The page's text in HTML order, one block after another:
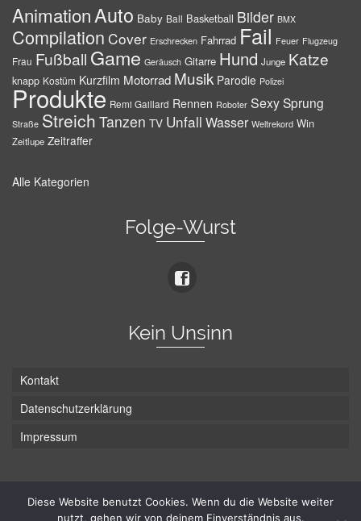
AnimationAuto Baby Ball Basketball Bilder BMX
Compilation Cover Erschrecken Fahrrad Fail Feuer Flugzeug
Frau Fußball Game Geräusch Gitarre Hund Junge Katze
knapp Kostüm Kurzfilm Motorrad Musik Parodie Polizei
Produkte Remi Gaillard Rennen Roboter SexySprung
Straße Streich Tanzen TV Unfall Wasser Weltrekord Win
Zeitlupe Zeitraffer
Alle Kategorien
Folge-Wurst
Kein Unsinn
Kontakt
Datenschutzerklärung
Impressum
Diese Website benutzt Cookies. Wenn du die Website weiter
nutzt, gehen wir von deinem Einverständnis aus.